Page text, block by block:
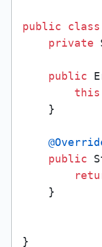
public class
private
public
this
    }
public
    }